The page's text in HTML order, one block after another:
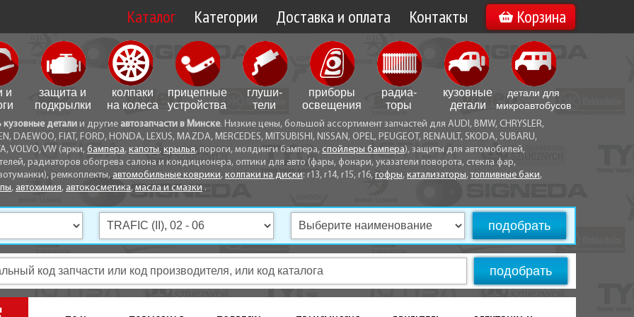
Каталог Категории Доставка и оплата
Доставка по Минску
Доставка по Беларуси
Самовывоз
Способы оплаты
Контакты
Вакансии
Корзина
и
защита и
подкрылки
колпаки
на колеса
прицепные
устройства
глуши­
тели
приборы
освещения
радиа­
торы
кузовные
детали
детали для
микро­автобусов
кузовные детали и другие автозапчасти в Минске. Низкие цены, большой ассортимент запчастей для AUDI, BMW, CHRYSLER,
DAEWOO, FIAT, FORD, HONDA, LEXUS, MAZDA, MERCEDES, MITSUBISHI, NISSAN, OPEL, PEUGEOT, RENAULT, SKODA, SUBARU,
VOLVO, VW (арки, бампера, капоты, крылья, пороги, молдинги бампера, спойлеры бампера), защиты для автомобилей,
радиаторов обогрева салона и кондиционера, оптики для авто (фары, фонари, указатели поворота, стекла фар,
ремкоплекты, автомобильные коврики, колпаки на диски: r13, r14, r15, r16, гофры, катализаторы,топливные баки,
, автохимия, автокосметика, масла и смазки .